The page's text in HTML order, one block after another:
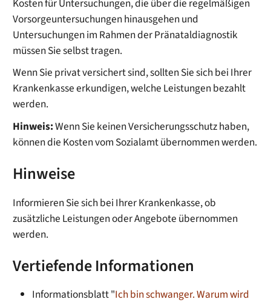
Kosten für Untersuchungen, die über die regelmäßigen
Vorsorgeuntersuchungen hinausgehen und
Untersuchungen im Rahmen der Pränataldiagnostik
müssen Sie selbst tragen.
Wenn Sie privat versichert sind, sollten Sie sich bei Ihrer
Krankenkasse erkundigen, welche Leistungen bezahlt
werden.
Hinweis:Wenn Sie keinen Versicherungsschutz haben,
können die Kosten vom Sozialamt übernommen werden.
Hinweise
Informieren Sie sich bei Ihrer Krankenkasse, ob
zusätzliche Leistungen oder Angebote übernommen
werden.
Vertiefende Informationen
Informationsblatt "Ich bin schwanger. Warum wird